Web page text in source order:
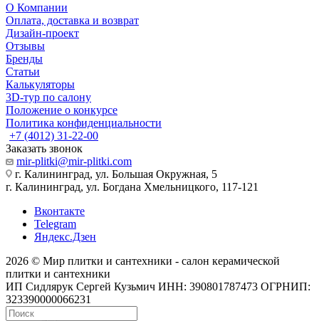
О Компании
Оплата, доставка и возврат
Дизайн-проект
Отзывы
Бренды
Статьи
Калькуляторы
3D-тур по салону
Положение о конкурсе
Политика конфиденциальности
+7 (4012) 31-22-00
Заказать звонок
mir-plitki@mir-plitki.com
г. Калининград, ул. Большая Окружная, 5
г. Калининград, ул. Богдана Хмельницкого, 117-121
Вконтакте
Telegram
Яндекс.Дзен
2026 © Мир плитки и сантехники - салон керамической
плитки и сантехники
ИП Сидлярук Сергей Кузьмич ИНН: 390801787473 ОГРНИП:
323390000066231